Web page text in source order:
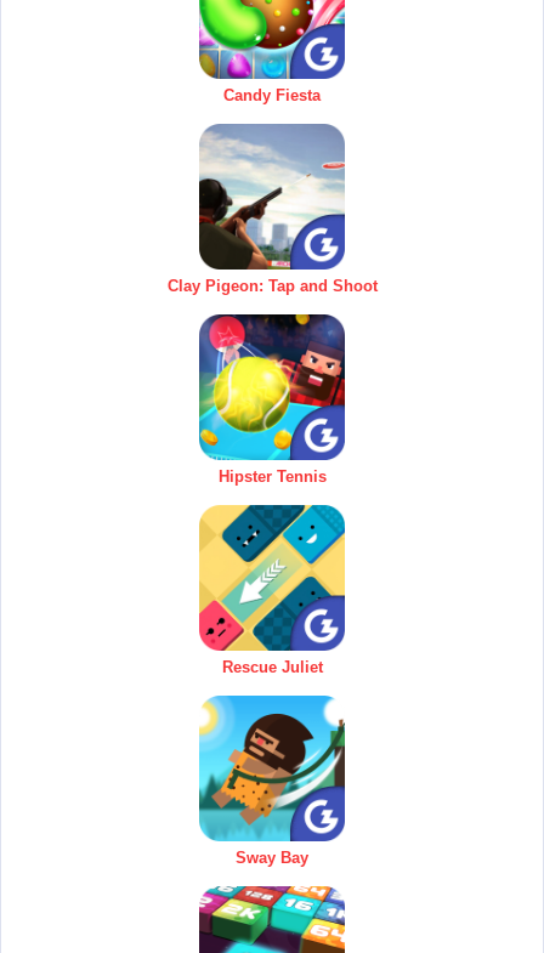
Candy Fiesta
Clay Pigeon: Tap and Shoot
Hipster Tennis
Rescue Juliet
Sway Bay